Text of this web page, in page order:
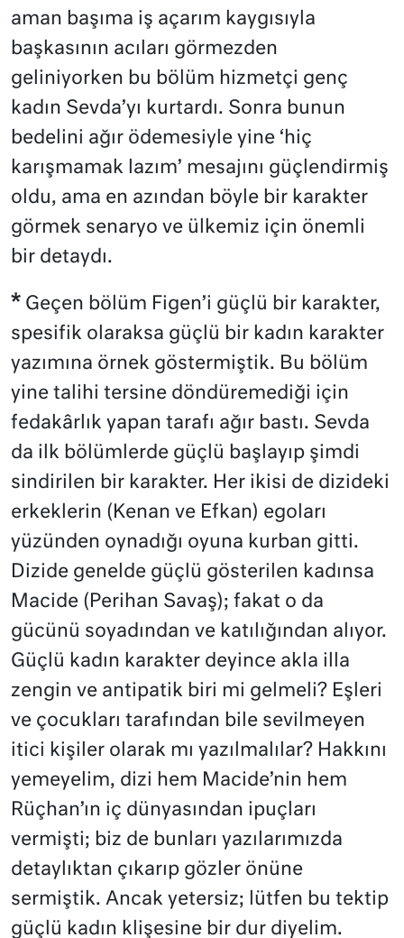
aman başıma iş açarım kaygısıyla
başkasının acıları görmezden
geliniyorken bu bölüm hizmetçi genç
kadın Sevda’yı kurtardı. Sonra bunun
bedelini ağır ödemesiyle yine ‘hiç
karışmamak lazım’ mesajını güçlendirmiş
oldu, ama en azından böyle bir karakter
görmek senaryo ve ülkemiz için önemli
bir detaydı.
* Geçen bölüm Figen’i güçlü bir karakter,
spesifik olaraksa güçlü bir kadın karakter
yazımına örnek göstermiştik. Bu bölüm
yine talihi tersine döndüremediği için
fedakârlık yapan tarafı ağır bastı. Sevda
da ilk bölümlerde güçlü başlayıp şimdi
sindirilen bir karakter. Her ikisi de dizideki
erkeklerin (Kenan ve Efkan) egoları
yüzünden oynadığı oyuna kurban gitti.
Dizide genelde güçlü gösterilen kadınsa
Macide (Perihan Savaş); fakat o da
gücünü soyadından ve katılığından alıyor.
Güçlü kadın karakter deyince akla illa
zengin ve antipatik biri mi gelmeli? Eşleri
ve çocukları tarafından bile sevilmeyen
itici kişiler olarak mı yazılmalılar? Hakkını
yemeyelim, dizi hem Macide’nin hem
Rüçhan’ın iç dünyasından ipuçları
vermişti; biz de bunları yazılarımızda
detaylıktan çıkarıp gözler önüne
sermiştik. Ancak yetersiz; lütfen bu tektip
güçlü kadın klişesine bir dur diyelim.